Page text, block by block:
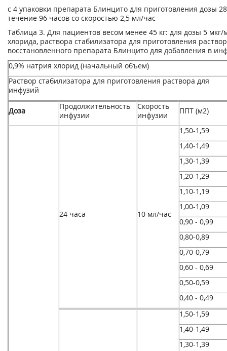
с 4 упаковки препарата Блинцито для приготовления дозы
течение 96 часов со скоростью 2,5 мл/час
Таблица 3. Для пациентов весом менее 45 кг: для дозы 5 мкг/
хлорида, раствора стабилизатора для приготовления
восстановленного препарата Блинцито для добавления в
0,9% натрия хлорид (начальный объем)
Раствор стабилизатора для приготовления раствора для
инфузий
Доза
Продолжительность
инфузии
Скорость
инфузии
ППТ (м2)
24 часа 10 мл/час
1,50-1,59
1,40-1,49
1,30-1,39
1,20-1,29
1,10-1,19
1,00-1,09
0,90 - 0,99
0,80-0,89
0,70-0,79
0,60 - 0,69
0,50-0,59
0,40 - 0,49
1,50-1,59
1,40-1,49
1,30-1,39